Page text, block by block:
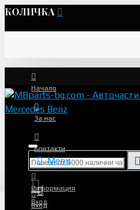
КОЛИЧКА
Начало
За нас
Контакти
Информация
Вход
Menu
Вход